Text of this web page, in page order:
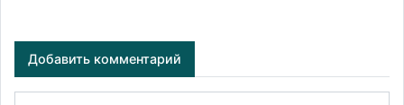
Добавить комментарий